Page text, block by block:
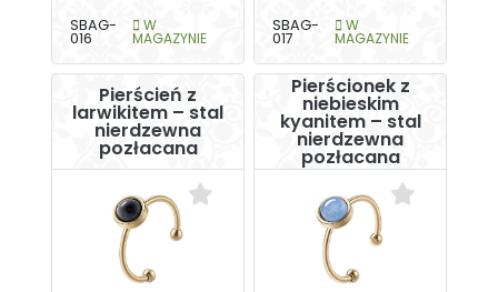
SBAG-
016
W
MAGAZYNIE
SBAG-
017
W
MAGAZYNIE
Pierścień z
larwikitem – stal
nierdzewna
pozłacana
Pierścionek z
niebieskim
kyanitem – stal
nierdzewna
pozłacana